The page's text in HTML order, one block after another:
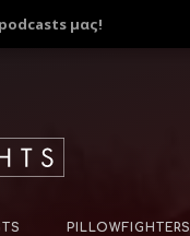
μας!
PILLOWFIGHTERS